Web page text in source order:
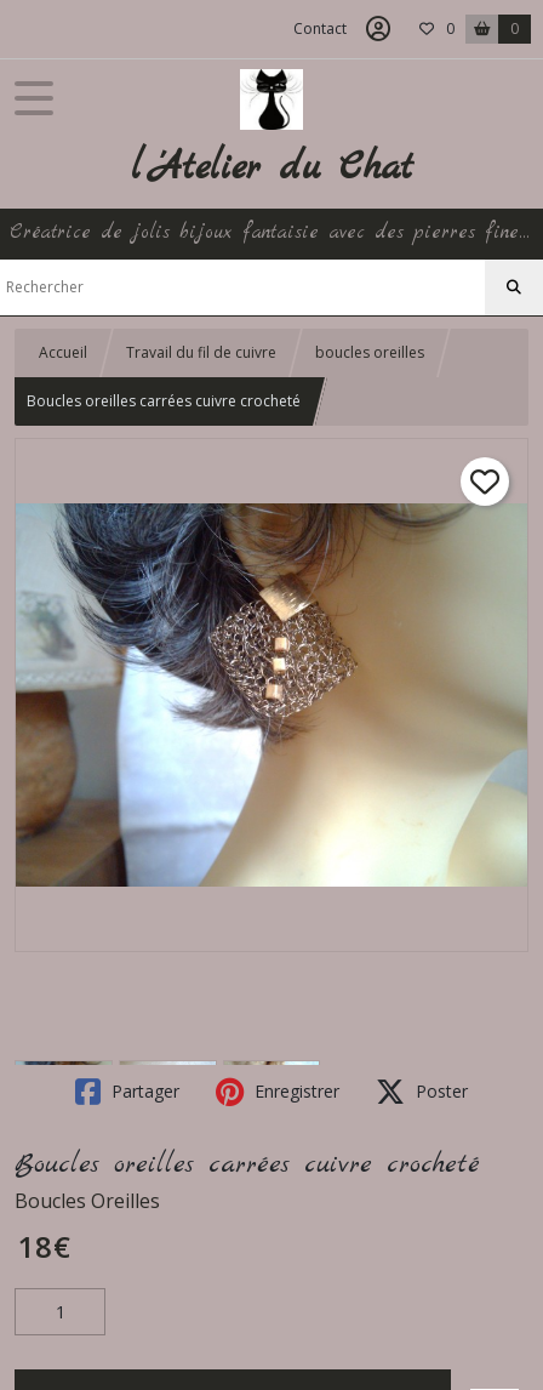
Contact 0 0
l 'Atelier du Chat
Créatrice de jolis bijoux fantaisie avec des pierres fines et perles artisanales créés avec amour pour le bonheur de tous
Accueil Travail du fil de cuivre boucles oreilles
Boucles oreilles carrées cuivre crocheté
Partager Enregistrer Poster
Boucles oreilles carrées cuivre crocheté
Boucles Oreilles
18€